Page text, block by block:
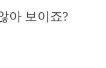
아 보이죠?